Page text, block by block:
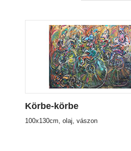
Körbe-körbe
100x130cm, olaj, vászon